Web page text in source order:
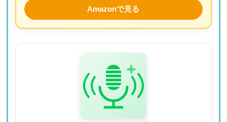
Amazonで見る